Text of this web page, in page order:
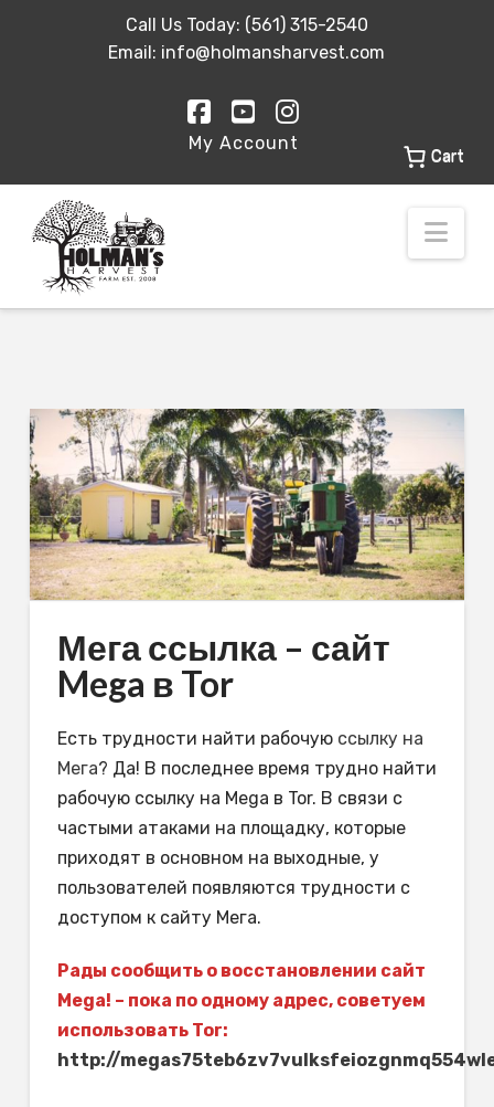
Call Us Today: (561) 315-2540
Email: info@holmansharvest.com
Facebook
YouTubeInstagram
Cart
My Account
Мега ссылка – сайт
Mega в Tor
Есть трудности найти рабочую ссылку на
Мега? Да! В последнее время трудно найти
рабочую ссылку на Mega в Tor. В связи с
частыми атаками на площадку, которые
приходят в основном на выходные, у
пользователей появляются трудности с
доступом к сайту Мега.
Рады сообщить о восстановлении сайт
Mega! – пока по одному адрес, советуем
использовать Tor:
http://